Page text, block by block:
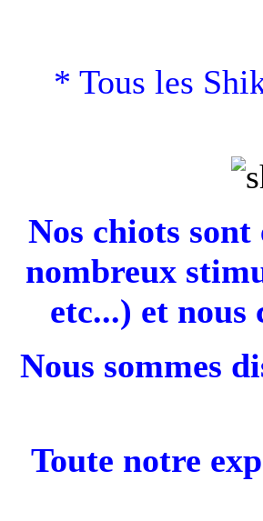
* Tous les
Nos chiots sont
nombreux
etc...) et
Nous sommes
Toute notre